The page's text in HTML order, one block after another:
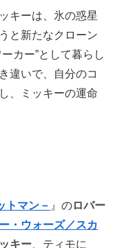
キーは、氷の惑星
と新たなクローン
カー”として暮らし
違いで、自分のコ
、ミッキーの運命
トマン－ 』のロバー
・ウォーズ／スカ
キー、ティモに